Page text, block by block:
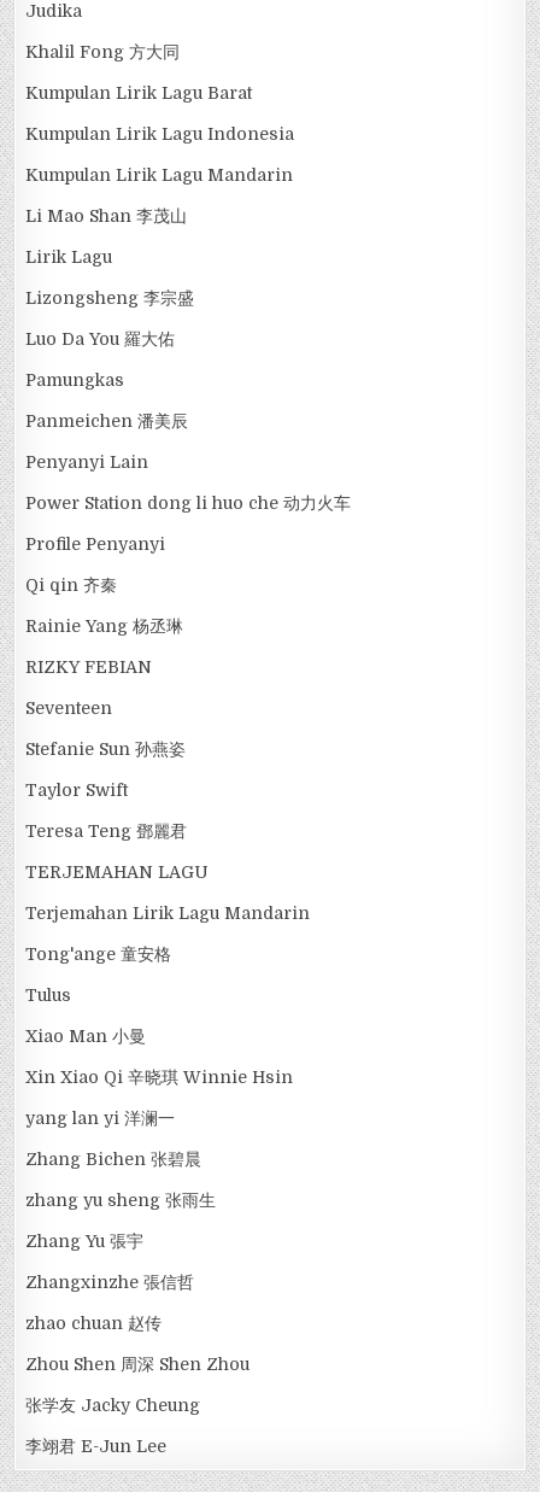
Judika
Khalil Fong 方大同
Kumpulan Lirik Lagu Barat
Kumpulan Lirik Lagu Indonesia
Kumpulan Lirik Lagu Mandarin
Li Mao Shan 李茂山
Lirik Lagu
Lizongsheng 李宗盛
Luo Da You 羅大佑
Pamungkas
Panmeichen 潘美辰
Penyanyi Lain
Power Station dong li huo che 动力火车
Profile Penyanyi
Qi qin 齐秦
Rainie Yang 杨丞琳
RIZKY FEBIAN
Seventeen
Stefanie Sun 孙燕姿
Taylor Swift
Teresa Teng 鄧麗君
TERJEMAHAN LAGU
Terjemahan Lirik Lagu Mandarin
Tong'ange 童安格
Tulus
Xiao Man 小曼
Xin Xiao Qi 辛晓琪 Winnie Hsin
yang lan yi 洋澜一
Zhang Bichen 张碧晨
zhang yu sheng 张雨生
Zhang Yu 張宇
Zhangxinzhe 張信哲
zhao chuan 赵传
Zhou Shen 周深 Shen Zhou
张学友 Jacky Cheung
李翊君 E-Jun Lee